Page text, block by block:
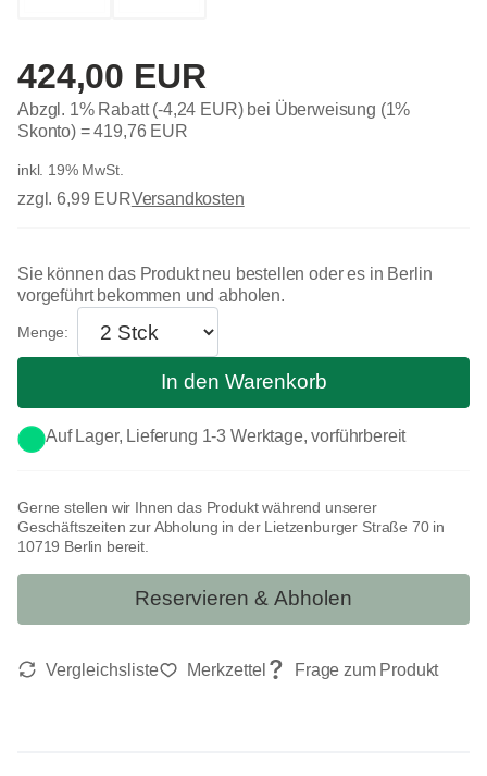
424,00 EUR
Abzgl. 1% Rabatt (-4,24 EUR) bei Überweisung (1%
Skonto) =419,76 EUR
inkl. 19% MwSt.
zzgl. 6,99 EURVersandkosten
Gerne stellen wir Ihnen das Produkt während unserer
Geschäftszeiten zur Abholung in der Lietzenburger Straße 70 in
10719 Berlin bereit.
Reservieren & Abholen
Auf Lager, Lieferung 1-3 Werktage, vorführbereit
Sie können das Produkt neu bestellen oder es in Berlin
vorgeführt bekommen und abholen.
In den Warenkorb